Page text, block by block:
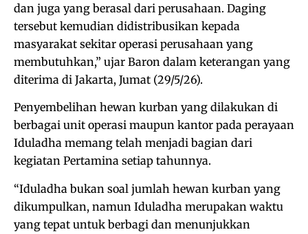
dan juga yang berasal dari perusahaan. Daging
tersebut kemudian didistribusikan kepada
masyarakat sekitar operasi perusahaan yang
membutuhkan,” ujar Baron dalam keterangan yang
diterima di Jakarta, Jumat (29/5/26).
Penyembelihan hewan kurban yang dilakukan di
berbagai unit operasi maupun kantor pada perayaan
Iduladha memang telah menjadi bagian dari
kegiatan Pertamina setiap tahunnya.
“Iduladha bukan soal jumlah hewan kurban yang
dikumpulkan, namun Iduladha merupakan waktu
yang tepat untuk berbagi dan menunjukkan